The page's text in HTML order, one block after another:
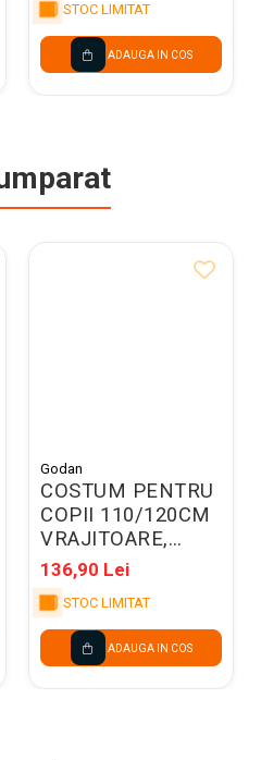
STOC LIMITAT
ADAUGA IN COS
Godan
COSTUM PENTRU
COPII 110/120CM
VRAJITOARE,
NEGRU SL-CA11
136,90 Lei
STOC LIMITAT
ADAUGA IN COS